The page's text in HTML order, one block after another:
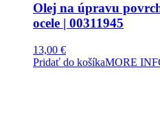
Olej na úpravu
ocele | 00311945
13,00 €
Pridať do košíkaMORE